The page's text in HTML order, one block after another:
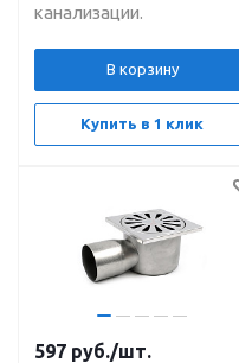
канализации.
В корзину
Купить в 1 клик
597 руб./шт.